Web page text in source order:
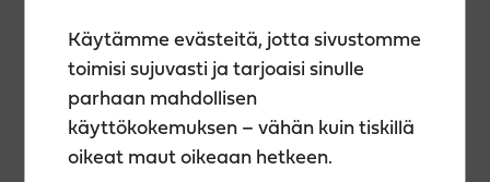
Käytämme evästeitä, jotta sivustomme
toimisi sujuvasti ja tarjoaisi sinulle
parhaan mahdollisen
käyttökokemuksen – vähän kuin tiskillä
oikeat maut oikeaan hetkeen.
baaritaidetta ja tietenkin maistuvia juomia. Illan
valmistuksen saloihin ja kokeilemaan omia taitojasi
ammattilaisen opastuksella. Kuka tietää – ehkä
sisältäsi löytyy tuleva baarimestari!